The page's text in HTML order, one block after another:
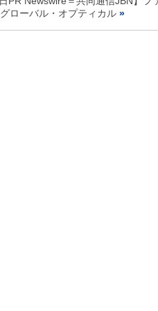
ローバル・オプティカル »